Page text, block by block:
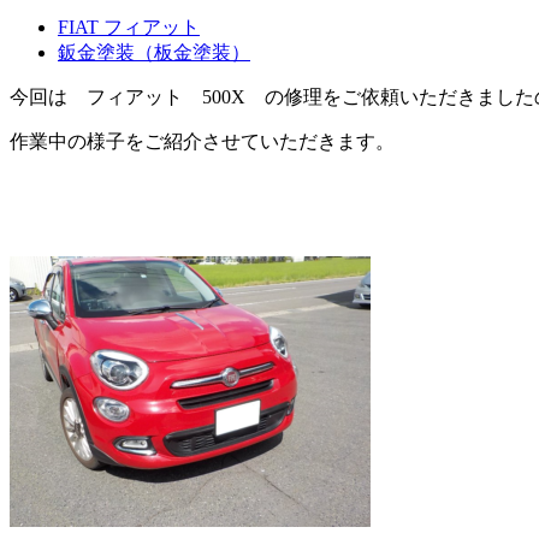
FIAT フィアット
鈑金塗装（板金塗装）
今回は フィアット 500X の修理をご依頼いただきました
作業中の様子をご紹介させていただきます。